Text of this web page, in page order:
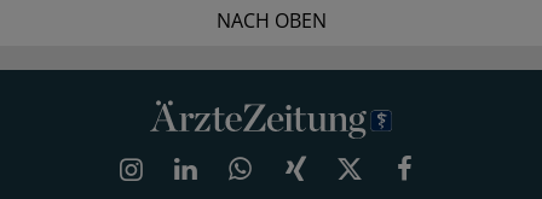
NACH OBEN